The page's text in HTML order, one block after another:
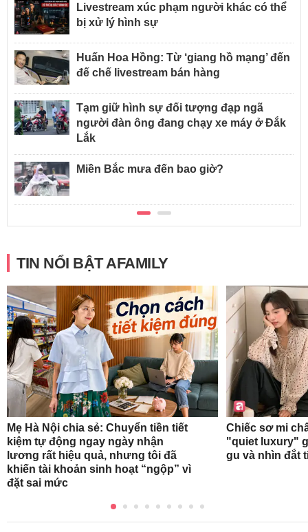
Livestream xúc phạm người khác có thể
bị xử lý hình sự
Huấn Hoa Hồng: Từ ‘giang hồ mạng’ đến
đế chế livestream bán hàng
Tạm giữ hình sự đối tượng đạp ngã
người đàn ông đang chạy xe máy ở Đắk
Lắk
Miền Bắc mưa đến bao giờ?
TIN NỔI BẬT AFAMILY
Mẹ Hà Nội chia sẻ: Chuyển tiền tiết
kiệm tự động ngay ngày nhận
lương rất hiệu quả, nhưng tôi đã
khiến tài khoản sinh hoạt “ngộp” vì
đặt sai mức
Chiếc sơ mi
"quiet luxury"
gu và nhìn đắt